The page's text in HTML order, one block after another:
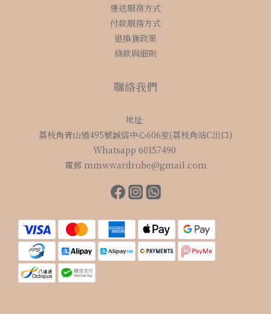
運送服務方式
付款服務方式
退換貨政策
條款與細則
聯絡我們
地址
荔枝角青山道495號誠信中心606室(荔枝角站C岀口)
Whatsapp 60157490
電郵 mmwwardrobe@gmail.com